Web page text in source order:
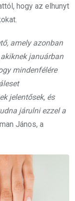
hogy az elhunyt
amely azonban
januárban
mindenfélére
jelentősek, és
járulni ezzel a
János, a